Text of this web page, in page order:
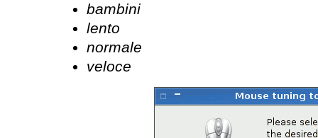
bambini
lento
normale
veloce